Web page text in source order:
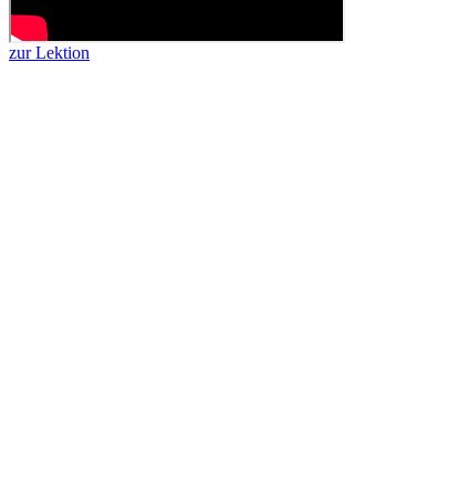
zur Lektion